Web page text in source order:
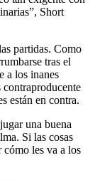
Short
partidas. Como
tras el
a los inanes
están en contra.
una buena
Si las cosas
cómo les va a los